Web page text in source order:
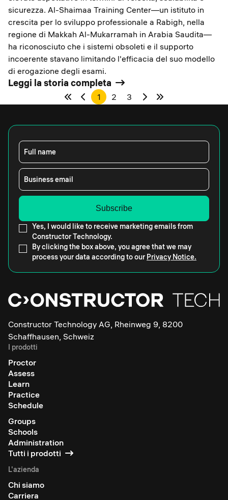
sicurezza. Al-Shaimaa Training Center—un istituto in
crescita per lo sviluppo professionale a Rabigh, nella
regione di Makkah Al-Mukarramah in Arabia Saudita—
ha riconosciuto che i sistemi obsoleti e il supporto
incoerente stavano limitando l'efficacia del suo modello
di erogazione degli esami.
Leggi la storia completa
1 2 3
Full name
Business email
Yes, I would like to receive marketing emails from
Constructor Technology.
By clicking the box above, you agree that we may
process your data according to our Privacy Notice.
Constructor Technology AG, Rheinweg 9, 8200
Schaffhausen, Schweiz
I prodotti
Proctor
Assess
Learn
Practice
Schedule
Groups
Schools
Administration
Tutti i prodotti
L'azienda
Chi siamo
Carriera